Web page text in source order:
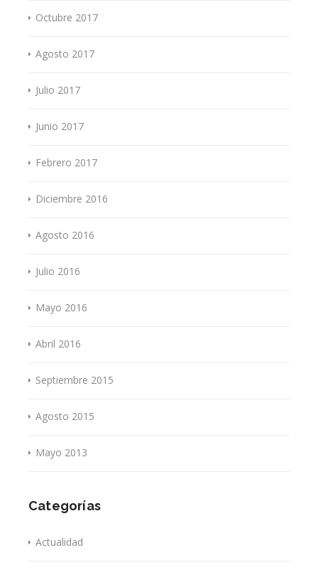
Octubre 2017
Agosto 2017
Julio 2017
Junio 2017
Febrero 2017
Diciembre 2016
Agosto 2016
Julio 2016
Mayo 2016
Abril 2016
Septiembre 2015
Agosto 2015
Mayo 2013
Categorías
Actualidad